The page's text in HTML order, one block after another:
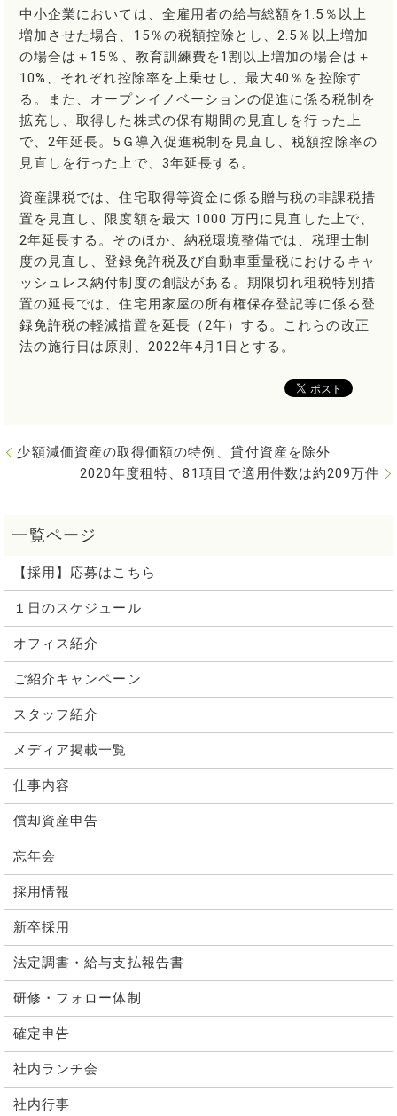
中小企業においては、全雇用者の給与総額を1.5％以上
増加させた場合、15％の税額控除とし、2.5％以上増加
の場合は＋15％、教育訓練費を1割以上増加の場合は＋
10%、それぞれ控除率を上乗せし、最大40％を控除す
る。また、オープンイノベーションの促進に係る税制を
拡充し、取得した株式の保有期間の見直しを行った上
で、2年延長。5Ｇ導入促進税制を見直し、税額控除率の
見直しを行った上で、3年延長する。
資産課税では、住宅取得等資金に係る贈与税の非課税措
置を見直し、限度額を最大 1000 万円に見直した上で、
2年延長する。そのほか、納税環境整備では、税理士制
度の見直し、登録免許税及び自動車重量税におけるキャ
ッシュレス納付制度の創設がある。期限切れ租税特別措
置の延長では、住宅用家屋の所有権保存登記等に係る登
録免許税の軽減措置を延長（2年）する。これらの改正
法の施行日は原則、2022年4月1日とする。
少額減価資産の取得価額の特例、貸付資産を除外
2020年度租特、81項目で適用件数は約209万件
【採用】応募はこちら
１日のスケジュール
オフィス紹介
ご紹介キャンペーン
スタッフ紹介
メディア掲載一覧
仕事内容
償却資産申告
忘年会
採用情報
新卒採用
法定調書・給与支払報告書
研修・フォロー体制
確定申告
社内ランチ会
社内行事